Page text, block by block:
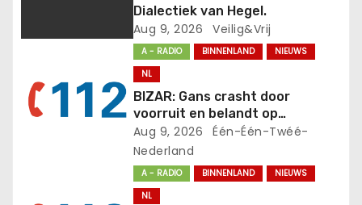
t
Dialectiek van Hegel.
Aug 9, 2026 Veilig&Vrij
A - RADIO BINNENLAND
NIEUWS
NL
BIZAR: Gans crasht door
voorruit en belandt op
bijrijdersstoel van rijdende auto
Aug 9, 2026
Één-Één-Twéé-
Nederland
A - RADIO BINNENLAND
NIEUWS
NL